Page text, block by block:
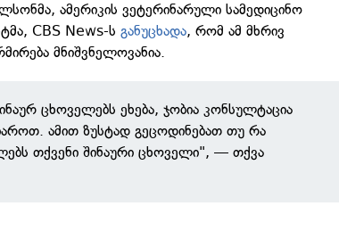
ამერიკის ვეტერინარული სამედიცინო
CBS News-სგანუცხადა, რომ ამ მხრივ
მნიშვნელოვანია.
ცხოველებს ეხება, ჯობია კონსულტაცია
ამით ზუსტად გეცოდინებათ თუ რა
თქვენი შინაური ცხოველი", — თქვა